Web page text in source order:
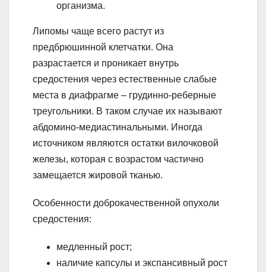
организма.
Липомы чаще всего растут из
предбрюшинной клетчатки. Она
разрастается и проникает внутрь
средостения через естественные слабые
места в диафрагме – грудинно-реберные
треугольники. В таком случае их называют
абдомино-медиастинальными. Иногда
источником являются остатки вилочковой
железы, которая с возрастом частично
замещается жировой тканью.
Особенности доброкачественной опухоли
средостения:
медленный рост;
наличие капсулы и экспансивный рост